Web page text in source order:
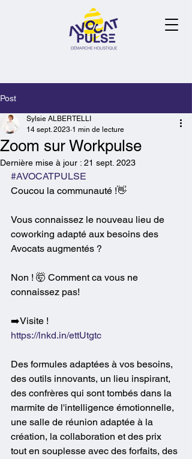
Post
Zoom sur Workpulse
Sylsie ALBERTELLI
14 sept. 2023 1 min de lecture
Dernière mise à jour : 21 sept. 2023
#AVOCATPULSE
Coucou la communauté !👋
Vous connaissez le nouveau lieu de
coworking adapté aux besoins des
Avocats augmentés ?
Non ! 🤯 Comment ca vous ne
connaissez pas!
➡️Visite !
https://lnkd.in/ettUtgtc
Des formules adaptées à vos besoins,
des outils innovants, un lieu inspirant,
des confrères qui sont tombés dans la
marmite de l'intelligence émotionnelle,
une salle de réunion adaptée à la
création, la collaboration et des prix
tout en souplesse avec des forfaits, des